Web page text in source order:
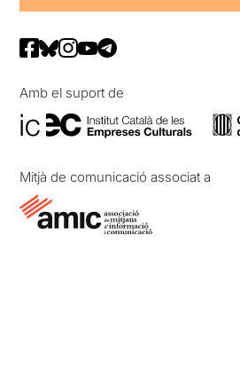
Amb el suport de
Mitjà de comunicació associat a